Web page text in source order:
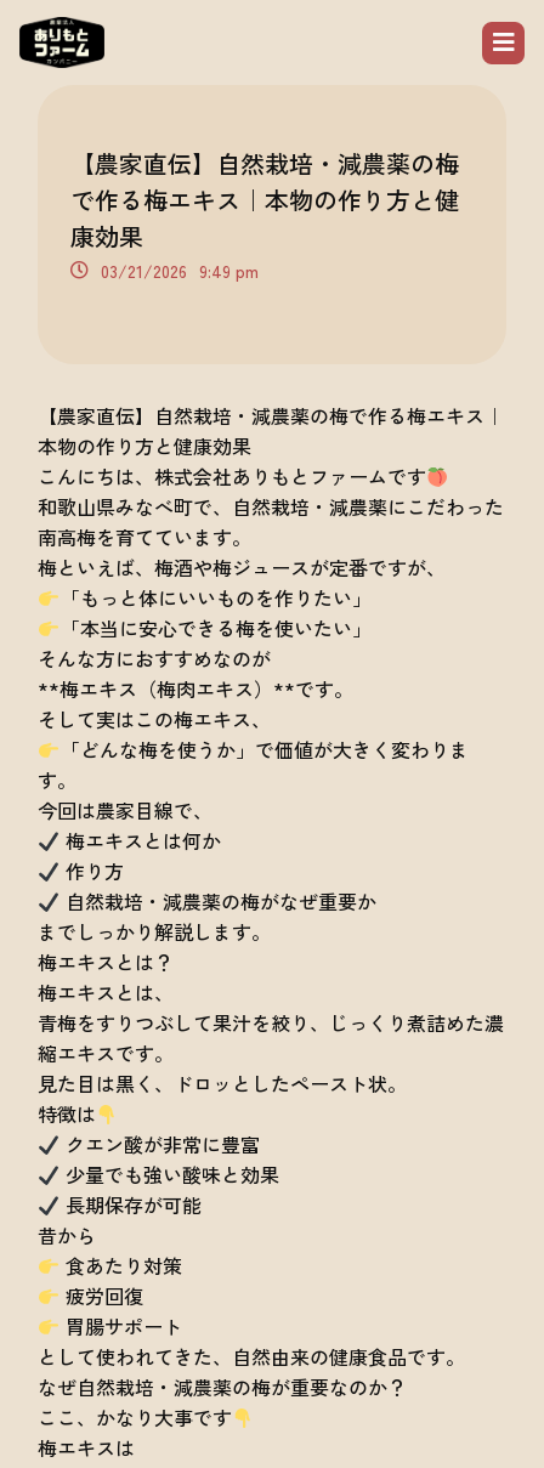
【農家直伝】自然栽培・減農薬の梅
で作る梅エキス｜本物の作り方と健
康効果
03/21/2026 9:49 pm
【農家直伝】自然栽培・減農薬の梅で作る梅エキス｜
本物の作り方と健康効果
こんにちは、株式会社ありもとファームです
和歌山県みなべ町で、自然栽培・減農薬にこだわった
南高梅を育てています。
梅といえば、梅酒や梅ジュースが定番ですが、
「もっと体にいいものを作りたい」
「本当に安心できる梅を使いたい」
そんな方におすすめなのが
**梅エキス（梅肉エキス）**です。
そして実はこの梅エキス、
「どんな梅を使うか」で価値が大きく変わりま
す。
今回は農家目線で、
梅エキスとは何か
作り方
自然栽培・減農薬の梅がなぜ重要か
までしっかり解説します。
梅エキスとは？
梅エキスとは、
青梅をすりつぶして果汁を絞り、じっくり煮詰めた濃
縮エキスです。
見た目は黒く、ドロッとしたペースト状。
特徴は
クエン酸が非常に豊富
少量でも強い酸味と効果
長期保存が可能
昔から
食あたり対策
疲労回復
胃腸サポート
として使われてきた、自然由来の健康食品です。
なぜ自然栽培・減農薬の梅が重要なのか？
ここ、かなり大事です
梅エキスは